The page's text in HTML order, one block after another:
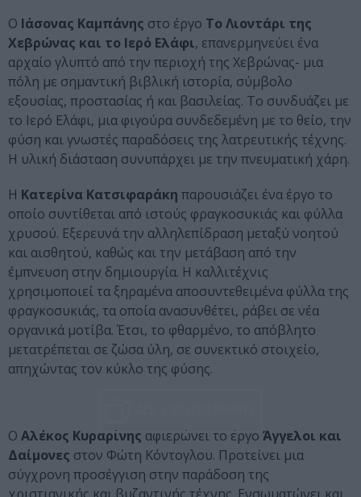
Ο Ιάσονας Καμπάνης στο έργο Το Λιοντάρι της
Χεβρώνας και το Ιερό Ελάφι, επανερμηνεύει ένα
αρχαίο γλυπτό από την περιοχή της Χεβρώνας- μια
πόλη με σημαντική βιβλική ιστορία, σύμβολο
εξουσίας, προστασίας ή και βασιλείας. Το συνδυάζει με
το Ιερό Ελάφι, μια φιγούρα συνδεδεμένη με το θείο, την
φύση και γνωστές παραδόσεις της λατρευτικής τέχνης.
Η υλική διάσταση συνυπάρχει με την πνευματική χάρη.
Η Κατερίνα Κατσιφαράκη παρουσιάζει ένα έργο το
οποίο συντίθεται από ιστούς φραγκοσυκιάς και φύλλα
χρυσού. Εξερευνά την αλληλεπίδραση μεταξύ νοητού
και αισθητού, καθώς και την μετάβαση από την
έμπνευση στην δημιουργία. Η καλλιτέχνις
χρησιμοποιεί τα ξηραμένα αποσυντεθειμένα φύλλα της
φραγκοσυκιάς, τα οποία ανασυνθέτει, ράβει σε νέα
οργανικά μοτίβα. Έτσι, το φθαρμένο, το απόβλητο
μετατρέπεται σε ζώσα ύλη, σε συνεκτικό στοιχείο,
απηχώντας τον κύκλο της φύσης.
Ο Αλέκος Κυραρίνης αφιερώνει το έργο Άγγελοι και
Δαίμονες στον Φώτη Κόντογλου. Προτείνει μια
σύγχρονη προσέγγιση στην παράδοση της